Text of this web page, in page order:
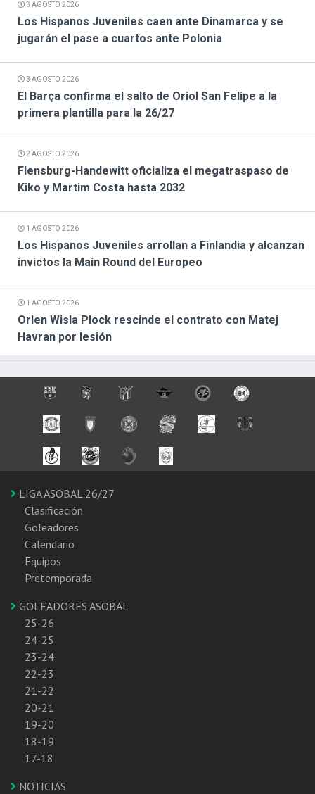
3 AGOSTO 2026
Los Hispanos Juveniles caen ante Dinamarca y se
jugarán el pase a cuartos ante Polonia
3 AGOSTO 2026
El Barça confirma el salto de Oriol San Felipe a la
primera plantilla para la 26/27
2 AGOSTO 2026
Flensburg-Handewitt oficializa el megatraspaso de
Kiko y Martim Costa hasta 2032
1 AGOSTO 2026
Los Hispanos Juveniles arrollan a Finlandia y alcanzan
invictos la Main Round del Europeo
1 AGOSTO 2026
Orlen Wisla Plock rescinde el contrato con Matej
Havran por lesión
LIGA ASOBAL 26/27
Clasificación
Goleadores
Calendario
Equipos
Pretemporada
GOLEADORES ASOBAL
25-26
24-25
23-24
22-23
21-22
20-21
19-20
18-19
17-18
NOTICIAS